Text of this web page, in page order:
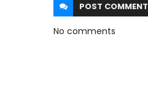
POST COMMENT
No comments